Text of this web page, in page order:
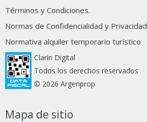
Términos y Condiciones.
Normas de Confidencialidad y Privacidad
Normativa alquiler temporario turístico
Clarín Digital
Todos los derechos reservados
© 2026 Argenprop
Mapa de sitio